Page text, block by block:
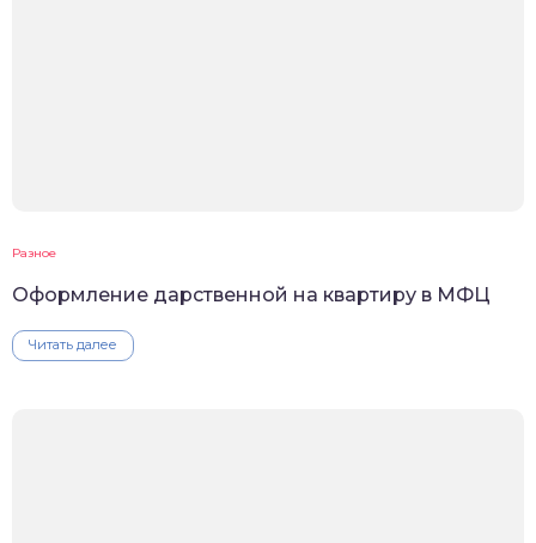
Разное
Оформление дарственной на квартиру в МФЦ
Читать далее